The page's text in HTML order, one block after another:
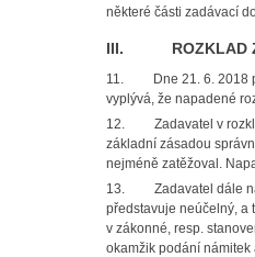
některé části zadávací
III. ROZKLAD
11. Dne 21. 6. 2018
vyplývá, že napadené
12. Zadavatel v
základní zásadou
nejméně zatěžoval.
13. Zadavatel dále
představuje neúčelný, a
v zákonné, resp.
okamžik podání